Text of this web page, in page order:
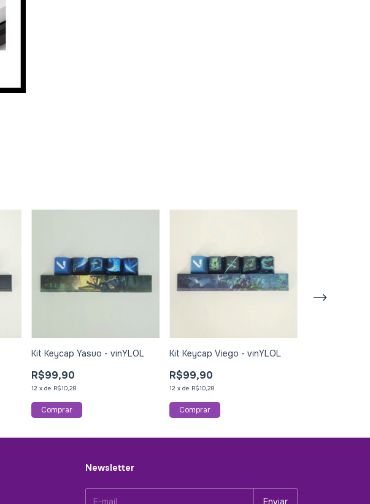
Kit Keycap Yasuo - vinYLOL
R$99,90
12 xde R$10,28
Kit Keycap Viego - vinYLOL
R$99,90
12 xde R$10,28
Newsletter